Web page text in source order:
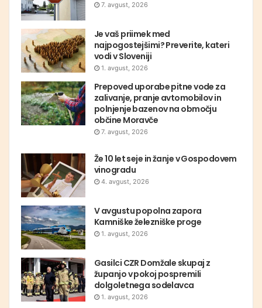
7. avgust, 2026
Je vaš priimek med
najpogostejšimi? Preverite, kateri
vodi v Sloveniji
1. avgust, 2026
Prepoved uporabe pitne vode za
zalivanje, pranje avtomobilov in
polnjenje bazenov na območju
občine Moravče
7. avgust, 2026
Že 10 let seje in žanje v Gospodovem
vinogradu
4. avgust, 2026
V avgustu popolna zapora
Kamniške železniške proge
1. avgust, 2026
Gasilci CZR Domžale skupaj z
županjo v pokoj pospremili
dolgoletnega sodelavca
1. avgust, 2026